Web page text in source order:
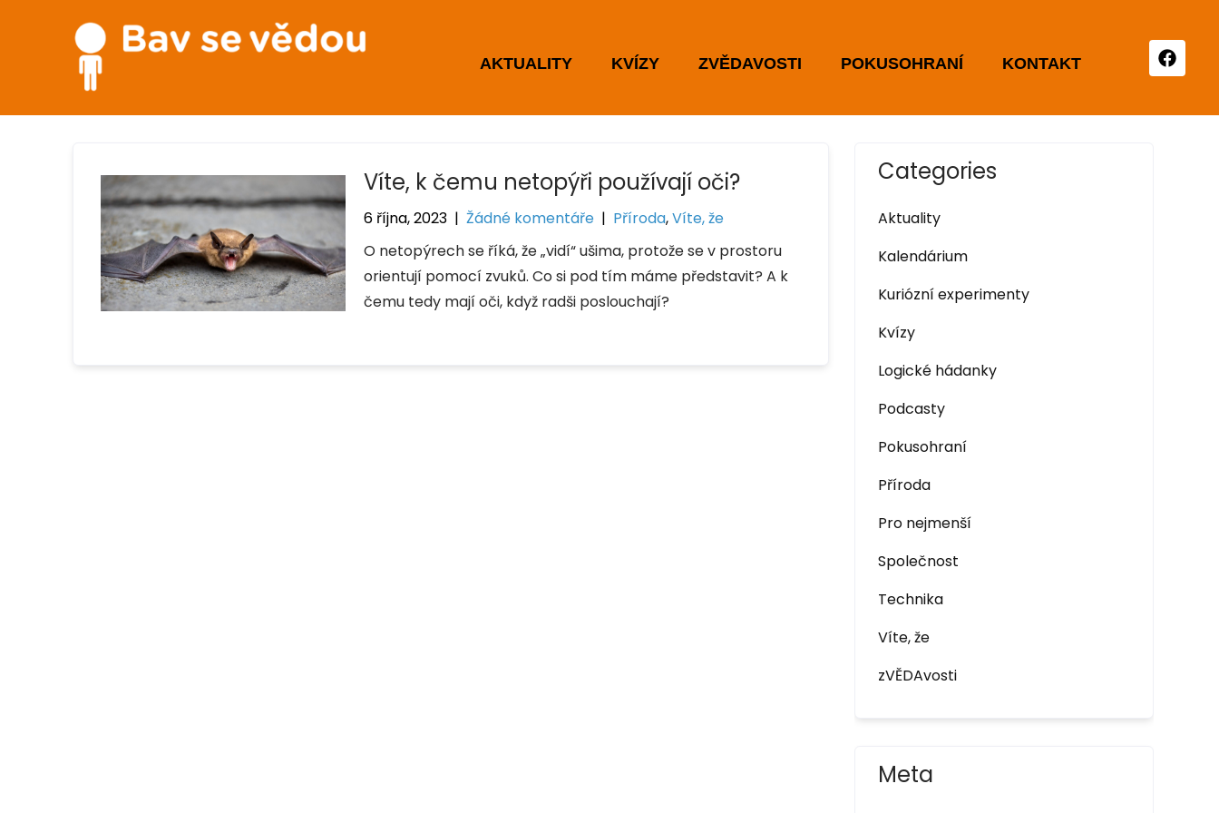
AKTUALITY KVÍZY ZVĚDAVOSTI POKUSOHRANÍ KONTAKT
Víte, k čemu netopýři používají oči?
6 října, 2023 |Žádné komentáře | Příroda,Víte, že
O netopýrech se říká, že „vidí“ ušima, protože se v prostoru
orientují pomocí zvuků. Co si pod tím máme představit? A k
čemu tedy mají oči, když radši poslouchají?
Categories
Aktuality
Kalendárium
Kuriózní experimenty
Kvízy
Logické hádanky
Podcasty
Pokusohraní
Příroda
Pro nejmenší
Společnost
Technika
Víte, že
zVĚDAvosti
Meta